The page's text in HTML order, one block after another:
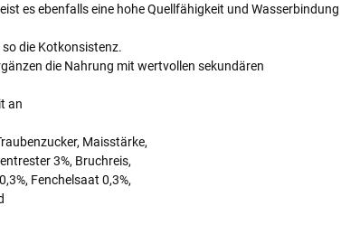
es ebenfalls eine hohe Quellfähigkeit und Wasserbindung
die Kotkonsistenz.
die Nahrung mit wertvollen sekundären
an
Maisstärke,
3%, Bruchreis,
Fenchelsaat 0,3%,